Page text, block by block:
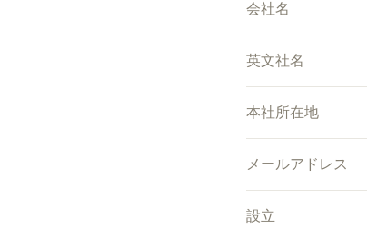
会社名
英文社名
本社所在地
メールアドレス
設立